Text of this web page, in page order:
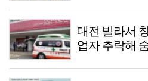
대전 빌라서
업자 추락해